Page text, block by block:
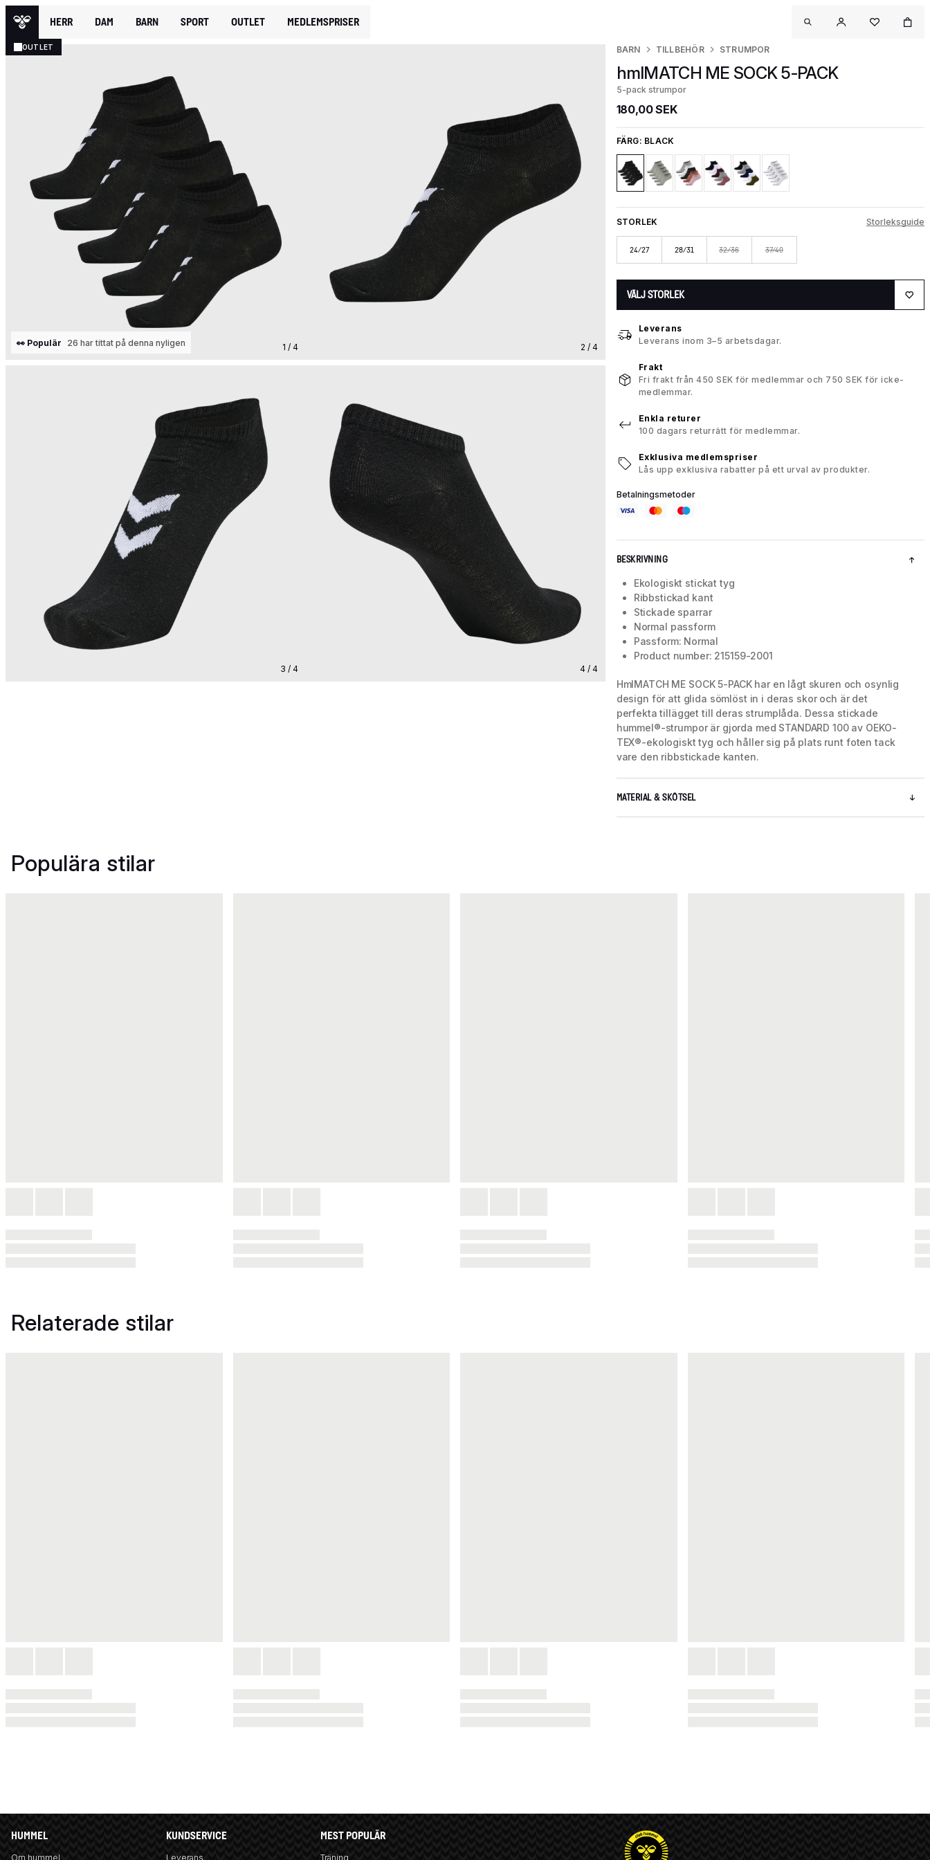
HERR DAM BARN SPORT OUTLET MEDLEMSPRISER
OUTLET
1 / 4
👀 Populär 26 har tittat på denna nyligen 2 / 4
3 / 4 4 / 4
BARN TILLBEHÖR STRUMPOR
hmlMATCH ME SOCK 5-PACK
5-pack strumpor
180,00 SEK
FÄRG: BLACK
STORLEK Storleksguide
24/27 28/31 32/36 37/40
VÄLJ STORLEK
Leverans
Leverans inom 3–5 arbetsdagar.
Frakt
Fri frakt från 450 SEK för medlemmar och 750 SEK för icke-
medlemmar.
Enkla returer
100 dagars returrätt för medlemmar.
Exklusiva medlemspriser
Lås upp exklusiva rabatter på ett urval av produkter.
Betalningsmetoder
BESKRIVNING
Ekologiskt stickat tyg
Ribbstickad kant
Stickade sparrar
Normal passform
Passform: Normal
Product number: 215159-2001
HmlMATCH ME SOCK 5-PACK har en lågt skuren och osynlig
design för att glida sömlöst in i deras skor och är det
perfekta tillägget till deras strumplåda. Dessa stickade
hummel®-strumpor är gjorda med STANDARD 100 av OEKO-
TEX®-ekologiskt tyg och håller sig på plats runt foten tack
vare den ribbstickade kanten.
MATERIAL & SKÖTSEL
Populära stilar
Relaterade stilar
HUMMEL
Om hummel
KUNDSERVICE
Leverans
MEST POPULÄR
Träning